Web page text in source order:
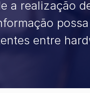
a realização
entre